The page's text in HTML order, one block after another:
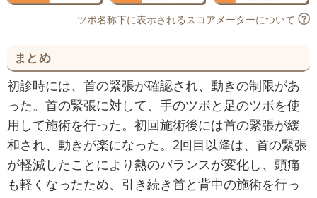
ツボ名称下に表示されるスコアメーターについて
まとめ
初診時には、首の緊張が確認され、動きの制限があ
った。首の緊張に対して、手のツボと足のツボを使
用して施術を行った。初回施術後には首の緊張が緩
和され、動きが楽になった。2回目以降は、首の緊張
が軽減したことにより熱のバランスが変化し、頭痛
も軽くなったため、引き続き首と背中の施術を行っ